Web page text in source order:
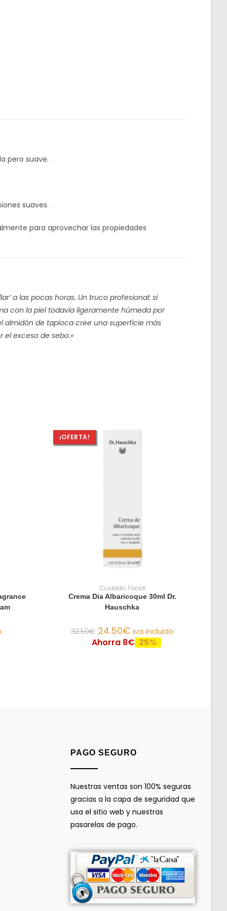
pero suave.
suaves.
para aprovechar las propiedades
a las pocas horas. Un truco profesional: si
con la piel todavía ligeramente húmeda por
almidón de tapioca cree una superficie más
el exceso de sebo.»
¡OFERTA!
AÑADIR AL CARRITO
Cuidado Facial
Crema Dia Albaricoque 30ml Dr.
Hauschka
32.50€ 24.50€ iva incluido
Ahorra 8€ 25%
PAGO SEGURO
Nuestras ventas son 100% seguras
gracias a la capa de seguridad que
usa el sitio web y nuestras
pasarelas de pago.